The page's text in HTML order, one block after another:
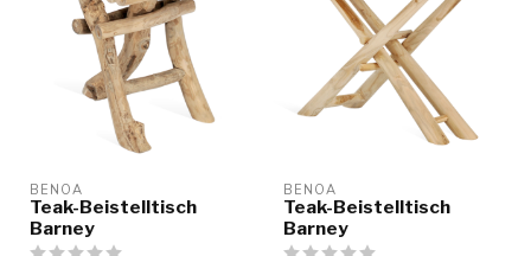
BENOA
Teak-Beistelltisch
Barney
BENOA
Teak-Beistelltisch
Barney